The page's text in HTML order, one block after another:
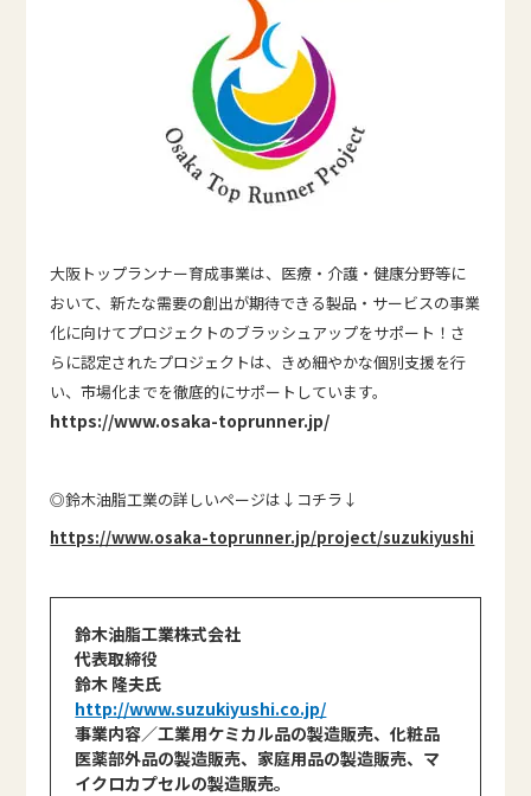
大阪トップランナー育成事業は、医療・介護・健康分野等に
おいて、新たな需要の創出が期待できる製品・サービスの事業
化に向けてプロジェクトのブラッシュアップをサポート！さ
らに認定されたプロジェクトは、きめ細やかな個別支援を行
い、市場化までを徹底的にサポートしています。
https://www.osaka-toprunner.jp/
◎鈴木油脂工業の詳しいページは↓コチラ↓
https://www.osaka-toprunner.jp/project/suzukiyushi
鈴木油脂工業株式会社
代表取締役
鈴木 隆夫氏
http://www.suzukiyushi.co.jp/
事業内容／工業用ケミカル品の製造販売、化粧品
医薬部外品の製造販売、家庭用品の製造販売、マ
イクロカプセルの製造販売。